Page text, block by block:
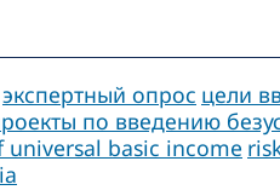
экспертный опрос цели
по введению
basic income